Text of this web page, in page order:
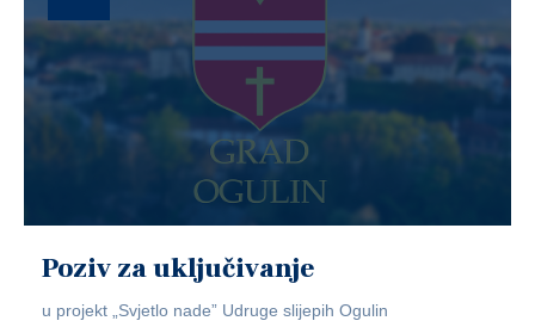
Poziv za uključivanje
u projekt „Svjetlo nade” Udruge slijepih Ogulin